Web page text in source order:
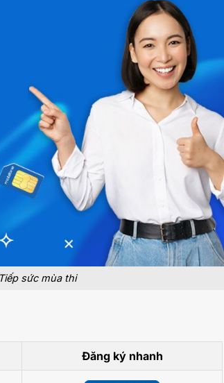
sức mùa thi
Đăng ký nhanh